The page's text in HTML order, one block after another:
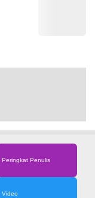
Peringkat Penulis
Video